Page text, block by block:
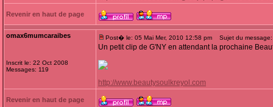
Revenir en haut de page
omax6mumcaraibes
Inscrit le: 22 Oct 2008
Messages: 119
Post� le: 05 Mai Mer, 2010 12:58 pm Sujet du message:
Un petit clip de G'NY en attendant la prochaine
http://www.beautysoulkreyol.com
Revenir en haut de page